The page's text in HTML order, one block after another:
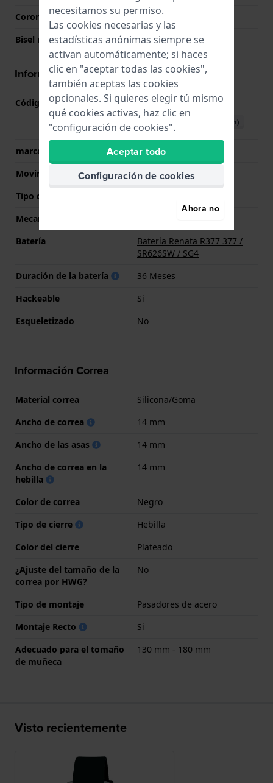
Corona
Corona tipo pull
Bisel rotatorio
Uni-direccional
Información del movimiento
Código de Movimiento Y121(Ver especificaciones
Descargar manual (English)
marca del movimiento
Seiko
Movimiento suizo
No
Tipo de pantalla
Mecanismo
Batería
Batería Renata R377 377 /
SR626SW / SG4
Duración de la batería
36 Meses
Hackeable
Si
Esqueletizado
No
Información Correa
Material correa
Silicona/Goma
Ancho de correa
14 mm
Ancho de las asas
14 mm
Ancho de correa en la
hebilla
14 mm
Color de correa
Negro
Tipo de cierre
Hebilla
Color del cierre
Plateado
¿Ajuste del tamaño de la
correa por HWG?
No
Tipo de montaje
Pasadores de acero
Montaje Recto
Si
Adecuado para el tomaño
de muñeca
130 mm - 180 mm
Visto recientemente
necesitamos su permiso.
Las cookies necesarias y las
estadísticas anónimas siempre se
activan automáticamente; si haces
clic en "aceptar todas las cookies",
también aceptas las cookies
opcionales. Si quieres elegir tú mismo
qué cookies activas, haz clic en
"configuración de cookies".
Aceptar todo
Configuración de cookies
Ahora no